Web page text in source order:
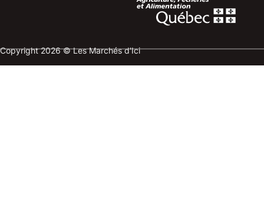
Copyright 2026 © Les Marchés d'Ici